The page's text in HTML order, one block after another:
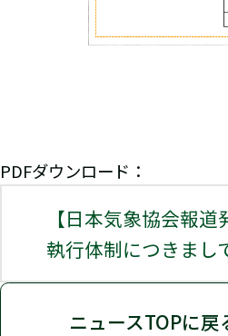
PDFダウンロード：
【日本気象協会報
執行体制につきまし
ニュースTOPに戻